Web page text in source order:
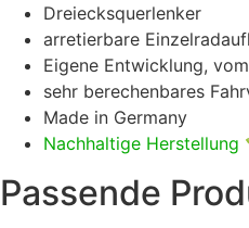
Dreiecksquerlenker
arretierbare
Eigene Entwicklung,
sehr berechenbares
Made in Germany
Nachhaltige Herstellung
Passende